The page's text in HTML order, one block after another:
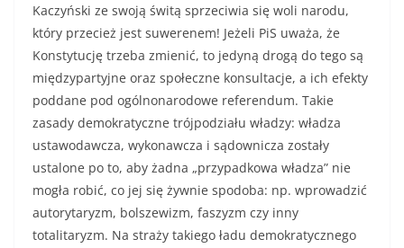
Kaczyński ze swoją świtą sprzeciwia się woli narodu,
który przecież jest suwerenem! Jeżeli PiS uważa, że
Konstytucję trzeba zmienić, to jedyną drogą do tego są
międzypartyjne oraz społeczne konsultacje, a ich efekty
poddane pod ogólnonarodowe referendum. Takie
zasady demokratyczne trójpodziału władzy: władza
ustawodawcza, wykonawcza i sądownicza zostały
ustalone po to, aby żadna „przypadkowa władza” nie
mogła robić, co jej się żywnie spodoba: np. wprowadzić
autorytaryzm, bolszewizm, faszyzm czy inny
totalitaryzm. Na straży takiego ładu demokratycznego